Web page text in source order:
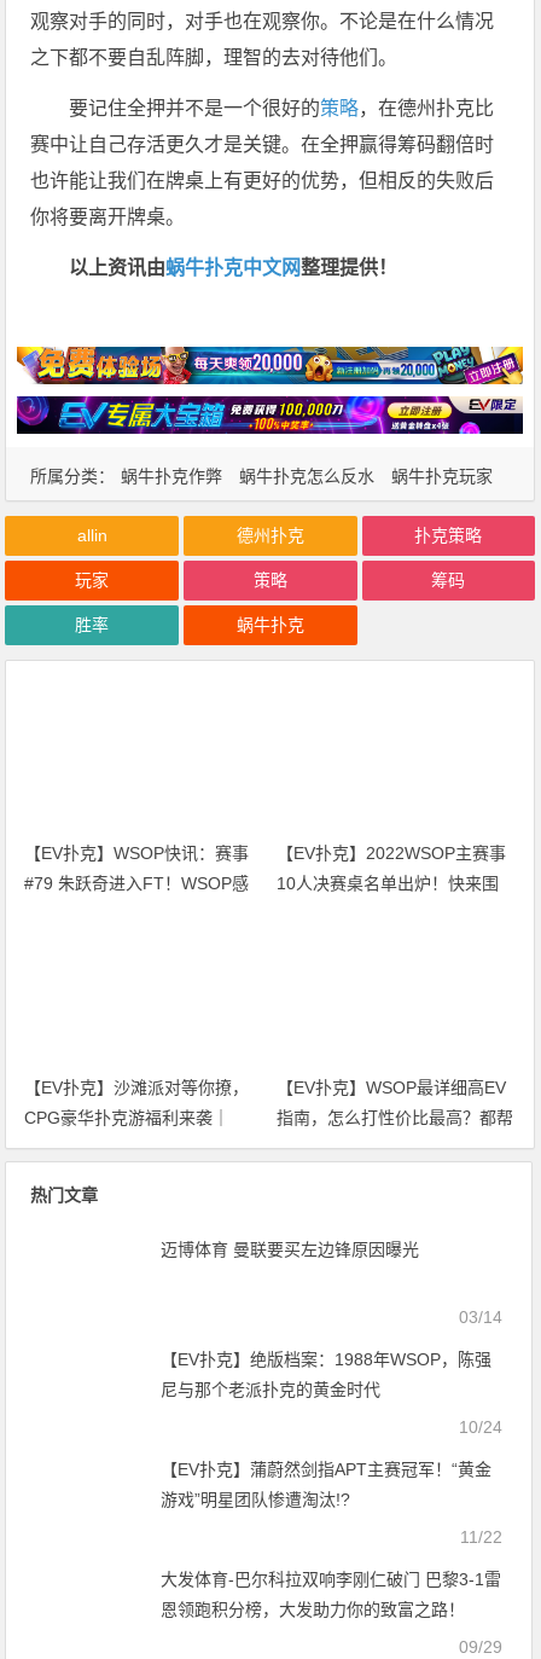
所属分类： 蜗牛扑克作弊 蜗牛扑克怎么反水
蜗牛扑克玩家
观察对手的同时，对手也在观察你。不论是在什么情况
之下都不要自乱阵脚，理智的去对待他们。
要记住全押并不是一个很好的策略，在德州扑克比
赛中让自己存活更久才是关键。在全押赢得筹码翻倍时
也许能让我们在牌桌上有更好的优势，但相反的失败后
你将要离开牌桌。
以上资讯由蜗牛扑克中文网整理提供！
allin 德州扑克 扑克策略
玩家 策略 筹码
胜率 蜗牛扑克
【EV扑克】WSOP快讯：赛事
#79 朱跃奇进入FT！WSOP感
【EV扑克】2022WSOP主赛事
10人决赛桌名单出炉！快来围
【EV扑克】沙滩派对等你撩，
CPG豪华扑克游福利来袭｜
WSOP金手链免费赛天天开打！
【EV扑克】WSOP最详细高EV
指南，怎么打性价比最高？都帮
你整理好了！
热门文章
迈博体育 曼联要买左边锋原因曝光
03/14
【EV扑克】绝版档案：1988年WSOP，陈强
尼与那个老派扑克的黄金时代
10/24
【EV扑克】蒲蔚然剑指APT主赛冠军！“黄金
游戏”明星团队惨遭淘汰!?
11/22
大发体育-巴尔科拉双响李刚仁破门 巴黎3-1雷
恩领跑积分榜，大发助力你的致富之路！
09/29